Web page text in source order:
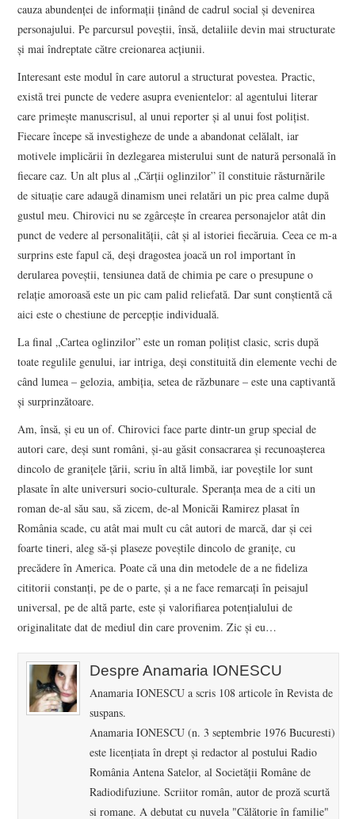
cauza abundenței de informații ținând de cadrul social și devenirea
personajului. Pe parcursul poveștii, însă, detaliile devin mai structurate
și mai îndreptate către creionarea acțiunii.
Interesant este modul în care autorul a structurat povestea. Practic,
există trei puncte de vedere asupra evenientelor: al agentului literar
care primește manuscrisul, al unui reporter și al unui fost polițist.
Fiecare începe să investigheze de unde a abandonat celălalt, iar
motivele implicării în dezlegarea misterului sunt de natură personală în
fiecare caz. Un alt plus al „Cărții oglinzilor” îl constituie răsturnările
de situație care adaugă dinamism unei relatări un pic prea calme după
gustul meu. Chirovici nu se zgârcește în crearea personajelor atât din
punct de vedere al personalității, cât și al istoriei fiecăruia. Ceea ce m-a
surprins este fapul că, deși dragostea joacă un rol important în
derularea poveștii, tensiunea dată de chimia pe care o presupune o
relație amoroasă este un pic cam palid reliefată. Dar sunt conștientă că
aici este o chestiune de percepție individuală.
La final „Cartea oglinzilor” este un roman polițist clasic, scris după
toate regulile genului, iar intriga, deși constituită din elemente vechi de
când lumea – gelozia, ambiția, setea de răzbunare – este una captivantă
și surprinzătoare.
Am, însă, și eu un of. Chirovici face parte dintr-un grup special de
autori care, deși sunt români, și-au găsit consacrarea și recunoașterea
dincolo de granițele țării, scriu în altă limbă, iar poveștile lor sunt
plasate în alte universuri socio-culturale. Speranța mea de a citi un
roman de-al său sau, să zicem, de-al Monicăi Ramirez plasat în
România scade, cu atât mai mult cu cât autori de marcă, dar și cei
foarte tineri, aleg să-și plaseze poveștile dincolo de granițe, cu
precădere în America. Poate că una din metodele de a ne fideliza
cititorii constanți, pe de o parte, și a ne face remarcați în peisajul
universal, pe de altă parte, este și valorifiarea potențialului de
originalitate dat de mediul din care provenim. Zic și eu…
Despre Anamaria IONESCU
Anamaria IONESCU a scris 108 articole în Revista de
suspans.
Anamaria IONESCU (n. 3 septembrie 1976 Bucuresti)
este licenţiata în drept şi redactor al postului Radio
România Antena Satelor, al Societăţii Române de
Radiodifuziune. Scriitor român, autor de proză scurtă
si romane. A debutat cu nuvela "Călătorie în familie"